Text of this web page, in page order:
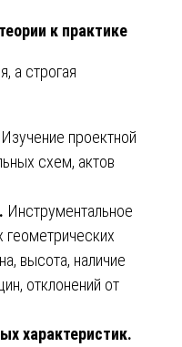
к практике
а строгая
Изучение проектной
схем, актов
Инструментальное
геометрических
высота, наличие
отклонений от
характеристик.